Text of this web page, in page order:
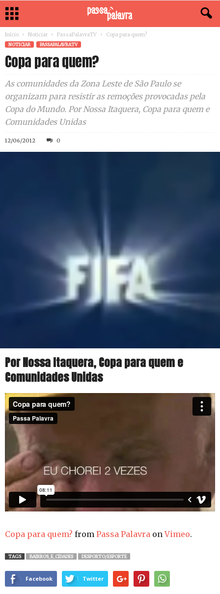
Início Noticiar PassaPalavraTV Copa para quem?
NOTICIAR PASSAPALAVRATV
Copa para quem?
As comunidades da Zona Leste de São Paulo se
organizam para resistir as remoções provocadas pela
Copa do Mundo. Por Nossa Itaquera, Copa para quem e
Comunidades Unidas
12/06/2012 0
Por Nossa Itaquera, Copa para quem e
Comunidades Unidas
Copa para quem? from Passa Palavra onVimeo.
TAGS BAIRROS_E_CIDADES DESPORTO/ESPORTE
Facebook Twitter